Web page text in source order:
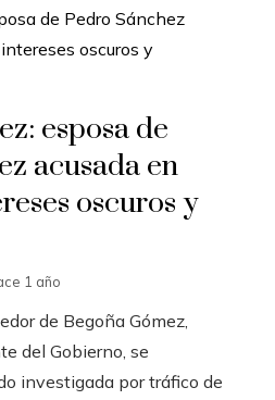
esposa de
acusada en
oscuros y
1 año
de Begoña Gómez,
del Gobierno, se
investigada por tráfico de